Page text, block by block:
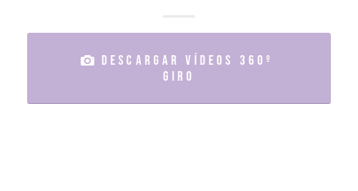
DESCARGAR VÍDEOS 360º
GIRO